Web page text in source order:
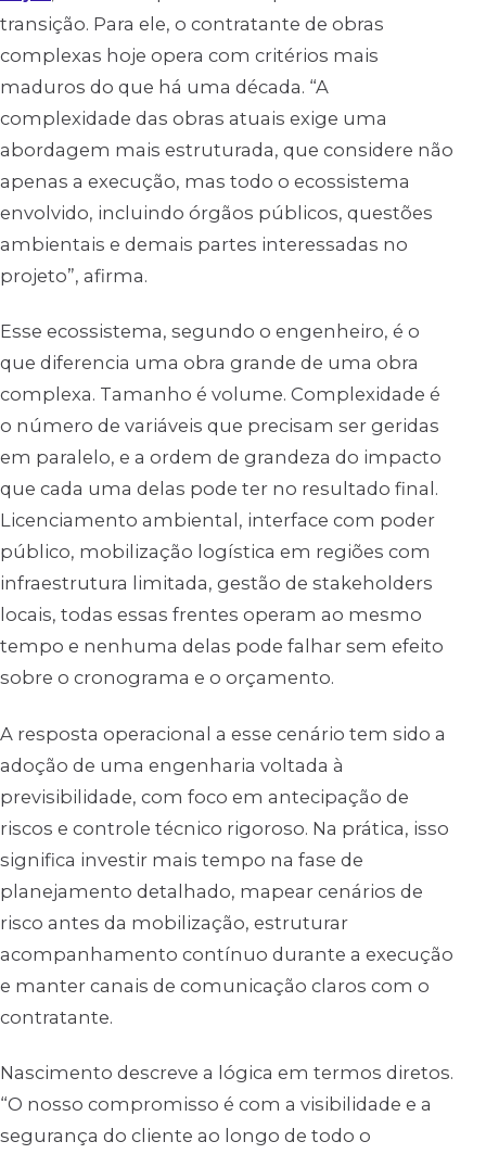
transição. Para ele, o contratante de obras
complexas hoje opera com critérios mais
maduros do que há uma década. “A
complexidade das obras atuais exige uma
abordagem mais estruturada, que considere não
apenas a execução, mas todo o ecossistema
envolvido, incluindo órgãos públicos, questões
ambientais e demais partes interessadas no
projeto”, afirma.
Esse ecossistema, segundo o engenheiro, é o
que diferencia uma obra grande de uma obra
complexa. Tamanho é volume. Complexidade é
o número de variáveis que precisam ser geridas
em paralelo, e a ordem de grandeza do impacto
que cada uma delas pode ter no resultado final.
Licenciamento ambiental, interface com poder
público, mobilização logística em regiões com
infraestrutura limitada, gestão de stakeholders
locais, todas essas frentes operam ao mesmo
tempo e nenhuma delas pode falhar sem efeito
sobre o cronograma e o orçamento.
A resposta operacional a esse cenário tem sido a
adoção de uma engenharia voltada à
previsibilidade, com foco em antecipação de
riscos e controle técnico rigoroso. Na prática, isso
significa investir mais tempo na fase de
planejamento detalhado, mapear cenários de
risco antes da mobilização, estruturar
acompanhamento contínuo durante a execução
e manter canais de comunicação claros com o
contratante.
Nascimento descreve a lógica em termos diretos.
“O nosso compromisso é com a visibilidade e a
segurança do cliente ao longo de todo o